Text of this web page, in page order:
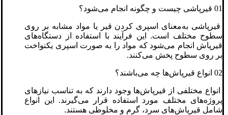
01 قیرپاشی چیست و چگونه انجام می‌شود؟
قیرپاشی به‌معنای اسپری کردن قیر یا مواد مشابه بر روی
سطوح مختلف است. این فرآیند با استفاده از دستگاه‌های
قیرپاش انجام می‌شود که مواد را به صورت اسپری یکنواخت
بر روی سطوح پخش می‌کنند.
02 انواع قیرپاش‌ها چه می‌باشند؟
انواع مختلفی از قیرپاش‌ها وجود دارند که به تناسب نیازهای
پروژه‌های مختلف مورد استفاده قرار می‌گیرند. این انواع
شامل قیرپاش‌های سرد، گرم و مخلوطی هستند.